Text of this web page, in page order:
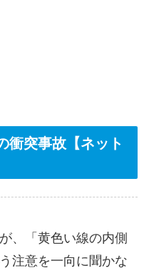
衝突事故【ネット
、「黄色い線の内側
注意を一向に聞かな